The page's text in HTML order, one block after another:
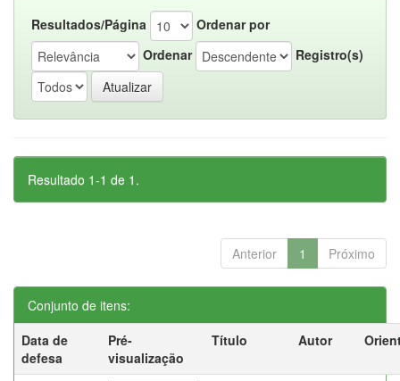
Resultados/Página
Ordenar por
Ordenar
Registro(s)
Resultado 1-1 de 1.
Anterior 1 Próximo
Conjunto de itens:
Data de
defesa
Pré-
visualização
Título Autor